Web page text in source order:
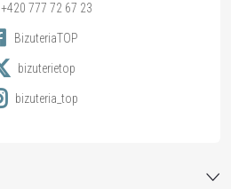
+420 777 72 67 23
BizuteriaTOP
bizuterietop
bizuteria_top